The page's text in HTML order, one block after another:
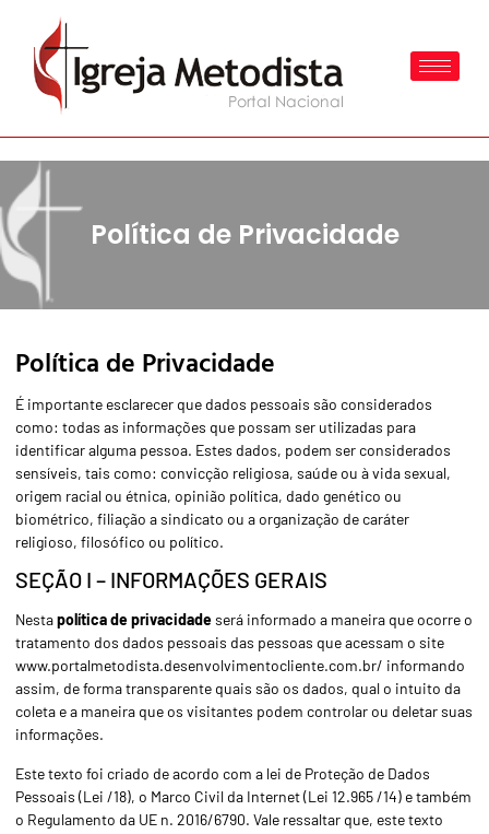
Política de Privacidade
Política de Privacidade
É importante esclarecer que dados pessoais são considerados
como: todas as informações que possam ser utilizadas para
identificar alguma pessoa. Estes dados, podem ser considerados
sensíveis, tais como: convicção religiosa, saúde ou à vida sexual,
origem racial ou étnica, opinião política, dado genético ou
biométrico, filiação a sindicato ou a organização de caráter
religioso, filosófico ou político.
SEÇÃO I – INFORMAÇÕES GERAIS
Nestapolítica de privacidadeserá informado a maneira que ocorre o
tratamento dos dados pessoais das pessoas que acessam o site
www.portalmetodista.desenvolvimentocliente.com.br/ informando
assim, de forma transparente quais são os dados, qual o intuito da
coleta e a maneira que os visitantes podem controlar ou deletar suas
informações.
Este texto foi criado de acordo com a lei de Proteção de Dados
Pessoais (Lei /18), o Marco Civil da Internet (Lei 12.965 /14) e também
o Regulamento da UE n. 2016/6790. Vale ressaltar que, este texto